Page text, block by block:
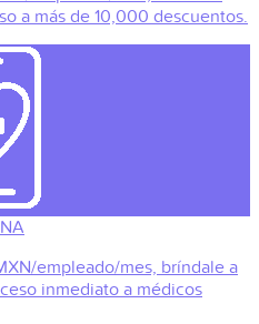
a más de 10,000 descuentos.
empleado/mes, bríndale a
inmediato a médicos